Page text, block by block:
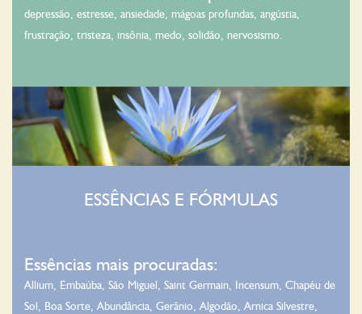
depressão, estresse, ansiedade, mágoas profundas, angústia,
frustração, tristeza, insônia, medo, solidão, nervosismo.
ESSÊNCIAS E FÓRMULAS
Essências mais procuradas:
Allium, Embaúba, São Miguel, Saint Germain, Incensum, Chapéu de
Sol, Boa Sorte, Abundância, Gerânio, Algodão, Arnica Silvestre,